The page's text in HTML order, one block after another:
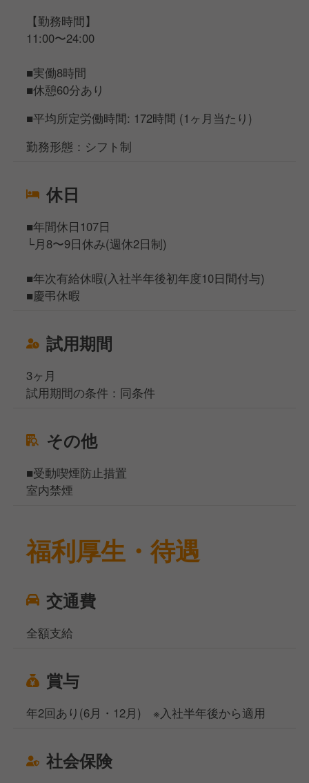
【勤務時間】
11:00〜24:00
■実働8時間
■休憩60分あり
■平均所定労働時間: 172時間 (1ヶ月当たり)
勤務形態：シフト制
休日
■年間休日107日
└月8〜9日休み(週休2日制)
■年次有給休暇(入社半年後初年度10日間付与)
■慶弔休暇
試用期間
3ヶ月
試用期間の条件：同条件
その他
■受動喫煙防止措置
室内禁煙
福利厚生・待遇
交通費
全額支給
賞与
年2回あり(6月・12月) ※入社半年後から適用
社会保険